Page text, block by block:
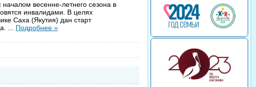
весенне-летнего сезона в
инвалидами. В целях
Саха (Якутия) дан старт
Подробнее »